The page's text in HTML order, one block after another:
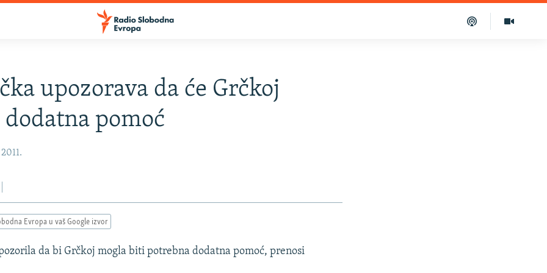
upozorava da će Grčkoj
pomoć
Evropa u vaš Google izvor
da bi Grčkoj mogla biti potrebna dodatna pomoć, prenosi